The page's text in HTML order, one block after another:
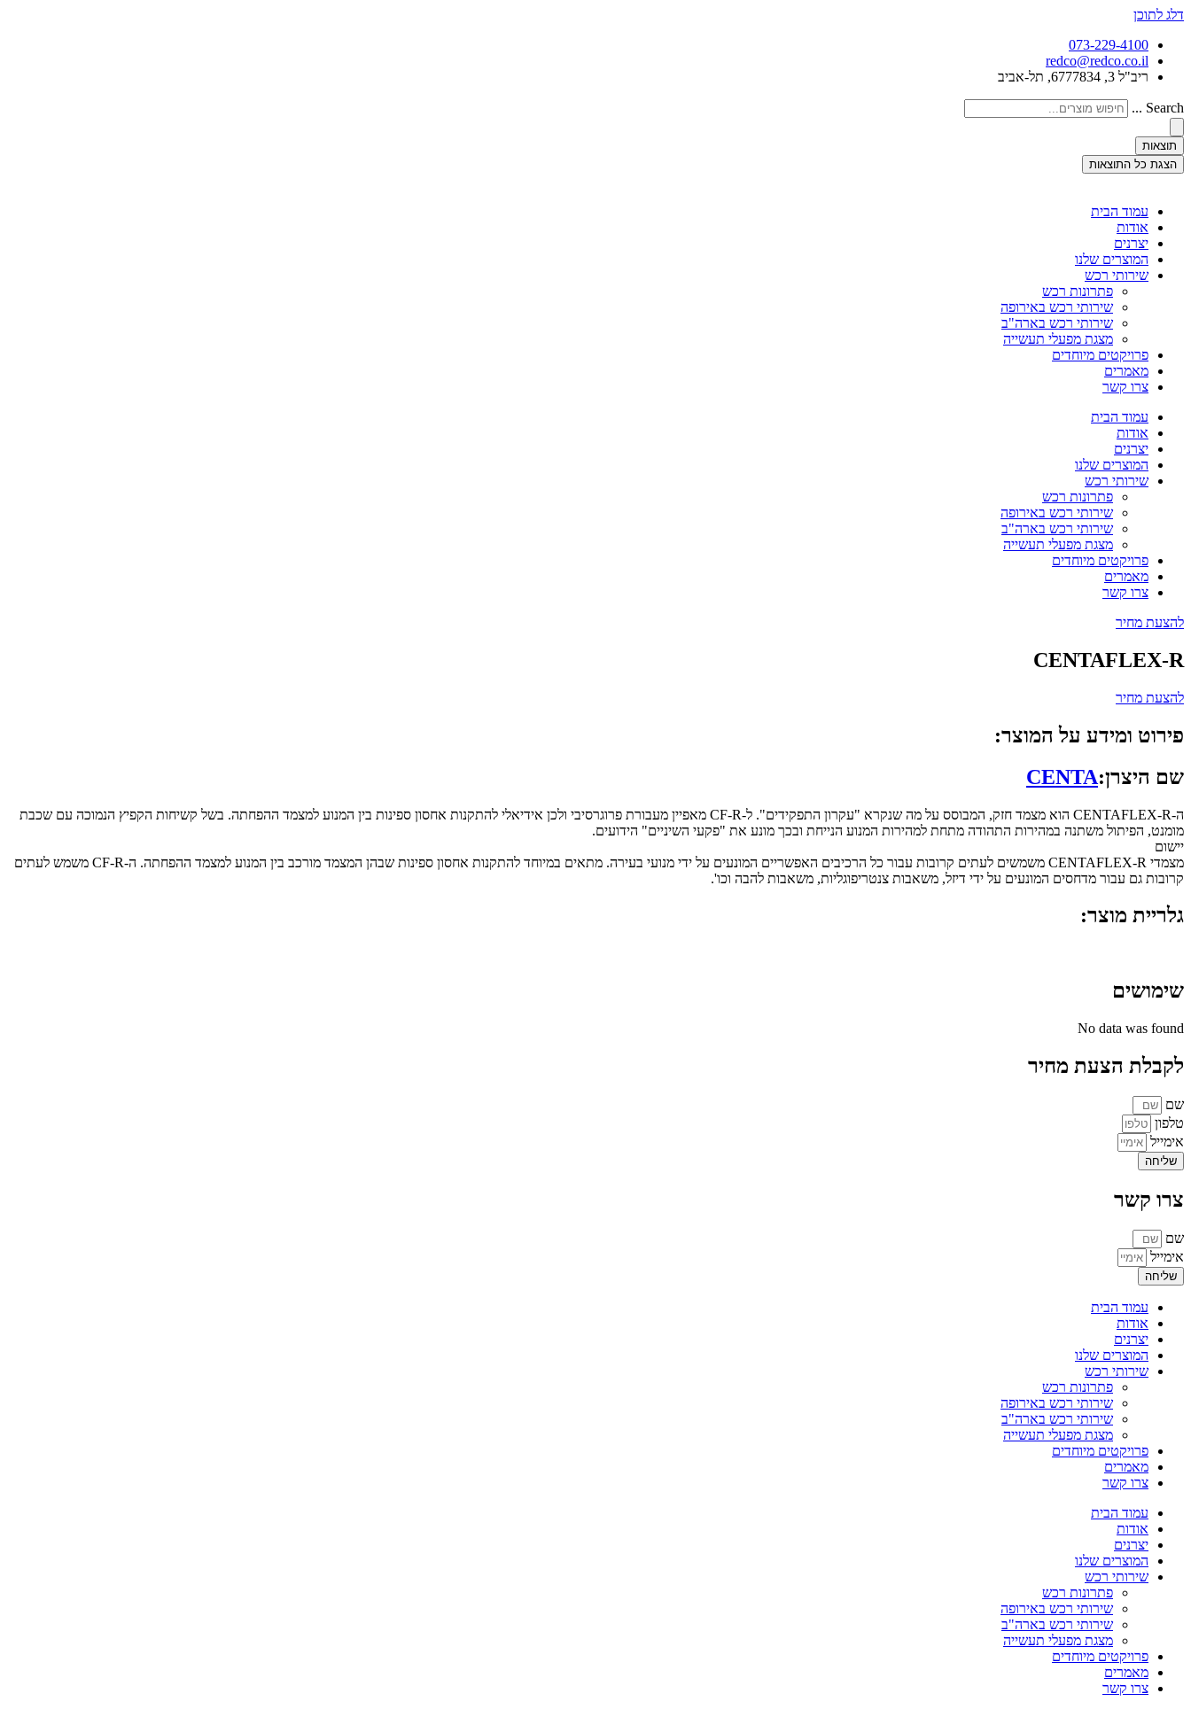
דלג לתוכן
073-229-4100
redco@redco.co.il
ריב"ל 3, 6777834, תל-אביב
Search ...
תוצאות
הצגת כל התוצאות
עמוד הבית
אודות
יצרנים
המוצרים שלנו
שירותי רכש
פתרונות רכש
שירותי רכש באירופה
שירותי רכש בארה"ב
מצגת מפעלי תעשייה
פרויקטים מיוחדים
מאמרים
צרו קשר
עמוד הבית
אודות
יצרנים
המוצרים שלנו
שירותי רכש
פתרונות רכש
שירותי רכש באירופה
שירותי רכש בארה"ב
מצגת מפעלי תעשייה
פרויקטים מיוחדים
מאמרים
צרו קשר
להצעת מחיר
CENTAFLEX-R
להצעת מחיר
פירוט ומידע על המוצר:
שם היצרן:CENTA
ה-CENTAFLEX-R הוא מצמד חזק, המבוסס על מה שנקרא "עקרון התפקידים". ל-CF-R מאפיין מעבורת פרוגרסיבי ולכן אידיאלי להתקנות אחסון ספינות בין המנוע למצמד ההפחתה. בשל קשיחות הקפיץ הנמוכה עם שכבת
מומנט, הפיתול משתנה במהירות התהודה מתחת למהירות המנוע הנייחת ובכך מונע את "פקעי השיניים" הידועים.
יישום
מצמדי CENTAFLEX-R משמשים לעתים קרובות עבור כל הרכיבים האפשריים המונעים על ידי מנועי בעירה. מתאים במיוחד להתקנות אחסון ספינות שבהן המצמד מורכב בין המנוע למצמד ההפחתה. ה-CF-R משמש לעתים
קרובות גם עבור מדחסים המונעים על ידי דיזל, משאבות צנטריפוגליות, משאבות להבה וכו'.
גלריית מוצר:
שימושים
No data was found
לקבלת הצעת מחיר
שם
טלפון
אימייל
שליחה
צרו קשר
שם
אימייל
שליחה
עמוד הבית
אודות
יצרנים
המוצרים שלנו
שירותי רכש
פתרונות רכש
שירותי רכש באירופה
שירותי רכש בארה"ב
מצגת מפעלי תעשייה
פרויקטים מיוחדים
מאמרים
צרו קשר
עמוד הבית
אודות
יצרנים
המוצרים שלנו
שירותי רכש
פתרונות רכש
שירותי רכש באירופה
שירותי רכש בארה"ב
מצגת מפעלי תעשייה
פרויקטים מיוחדים
מאמרים
צרו קשר